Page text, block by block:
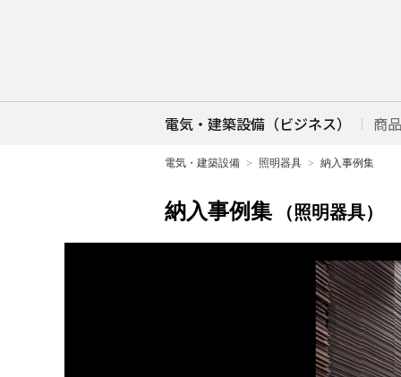
電気・建築設備（ビジネス） 商
電気・建築設備 照明器具 納入事例集
納入事例集 （照明器具）